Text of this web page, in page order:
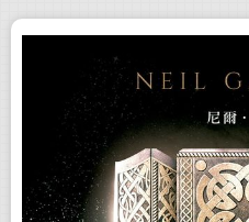
會員專屬
會員儲值方案